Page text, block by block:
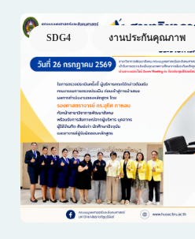
SDG4 งานประกันคุณภาพ